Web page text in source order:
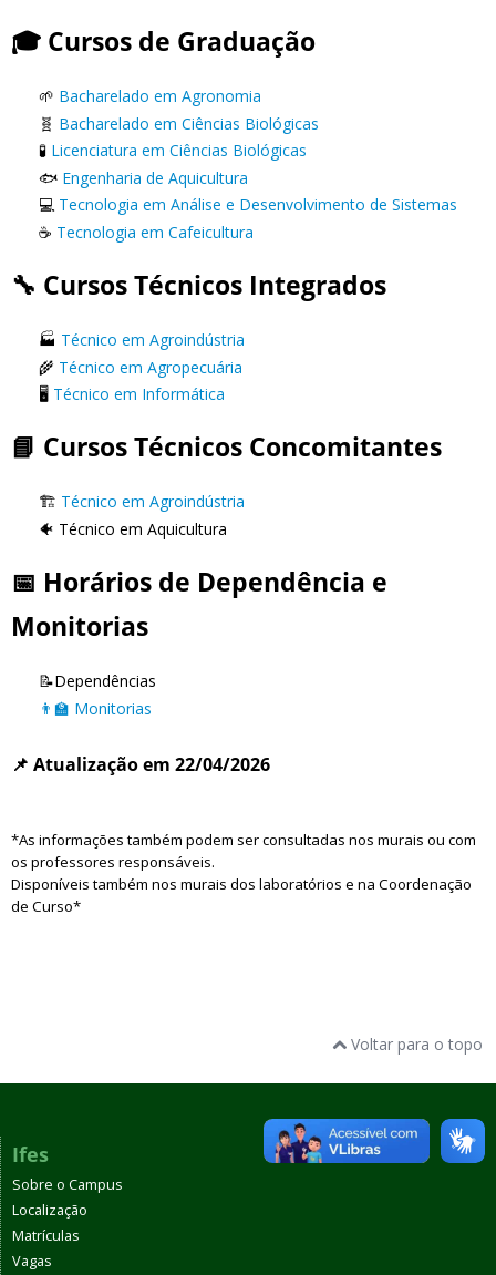
🎓 Cursos de Graduação
🌱 Bacharelado em Agronomia
🧬 Bacharelado em Ciências Biológicas
🧪 Licenciatura em Ciências Biológicas
🐟 Engenharia de Aquicultura
💻 Tecnologia em Análise e Desenvolvimento de Sistemas
☕ Tecnologia em Cafeicultura
🔧 Cursos Técnicos Integrados
🏭 Técnico em Agroindústria
🌾 Técnico em Agropecuária
🖥️ Técnico em Informática
📘 Cursos Técnicos Concomitantes
🏗️ Técnico em Agroindústria
🐠 Técnico em Aquicultura
📅 Horários de Dependência e
Monitorias
📝Dependências
👨‍🏫 Monitorias
📌 Atualização em 22/04/2026
*As informações também podem ser consultadas nos murais ou com
os professores responsáveis.
Disponíveis também nos murais dos laboratórios e na Coordenação
de Curso*
Voltar para o topo
Ifes
Sobre o Campus
Localização
Matrículas
Vagas